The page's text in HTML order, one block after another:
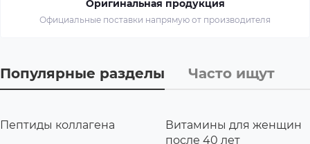
Оригинальная продукция
Официальные поставки напрямую от производителя
Популярные разделы Часто ищут
Пептиды коллагена
Витамины для женщин
после 40 лет